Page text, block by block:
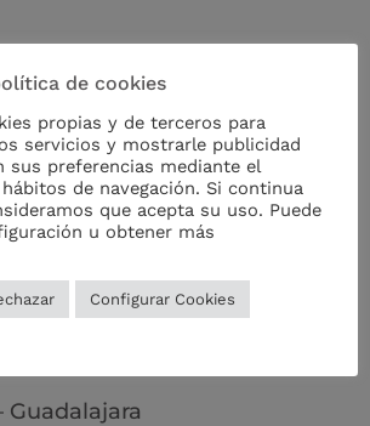
Esteban
Arenas nº 8
Guadalajara
de cookies
propias y de terceros para
servicios y mostrarle publicidad
sus preferencias mediante el
de navegación. Si continua
que acepta su uso. Puede
u obtener más
Configurar Cookies